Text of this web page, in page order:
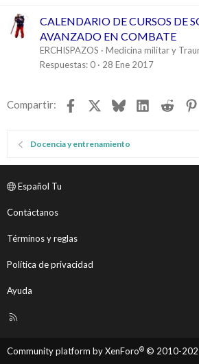
CALENDARIO DE CURSOS DE
AVANZADO EN COMBATE
ERCHISPAZOS
Medicina militar y
Respuestas 0 28 Ene 2017
Compartir: Facebook BlueskyLinkedIn
Reddit
Docencia y entrenamiento
Español Tu
Contáctanos
Términos y reglas
Política de privacidad
Ayuda
R
Community platform by XenForo® © 2010-